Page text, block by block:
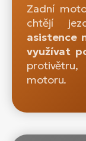
Zadní
chtějí
asistence
využívat
motoru.